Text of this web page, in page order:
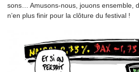
sons… Amusons-nous, jouons ensemble,
n’en plus finir pour la clôture du festival !